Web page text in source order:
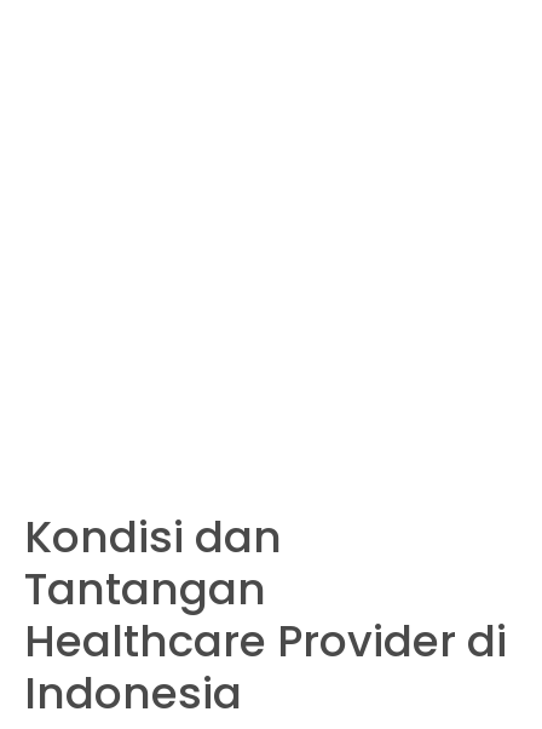
Kondisi dan
Tantangan
Healthcare Provider di
Indonesia